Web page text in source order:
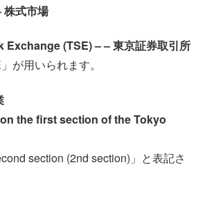
式市場
(TSE) – – 東京証券取引所
が用いられます。
the first section of the Tokyo
section (2nd section)」と表記さ